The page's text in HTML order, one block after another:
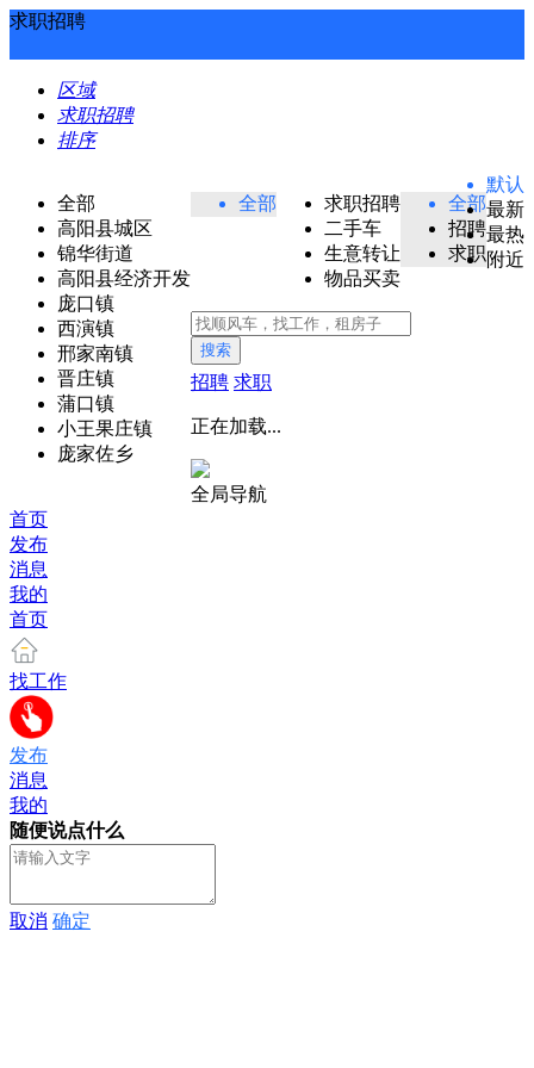
求职招聘
区域
求职招聘
排序
全部
高阳县城区
锦华街道
高阳县经济开发
庞口镇
西演镇
邢家南镇
晋庄镇
蒲口镇
小王果庄镇
庞家佐乡
全部
求职招聘
二手车
生意转让
物品买卖
全部
招聘
求职
默认
最新
最热
附近
搜索
招聘 求职
正在加载...
全局导航
首页
发布
消息
我的
首页
找工作
发布
消息
我的
随便说点什么
取消 确定